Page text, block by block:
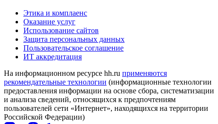
Этика и комплаенс
Оказание услуг
Использование сайтов
Защита персональных данных
Пользовательское соглашение
ИТ аккредитация
На информационном ресурсе hh.ru применяются
рекомендательные технологии (информационные технологии
предоставления информации на основе сбора, систематизации
и анализа сведений, относящихся к предпочтениям
пользователей сети «Интернет», находящихся на территории
Российской Федерации)